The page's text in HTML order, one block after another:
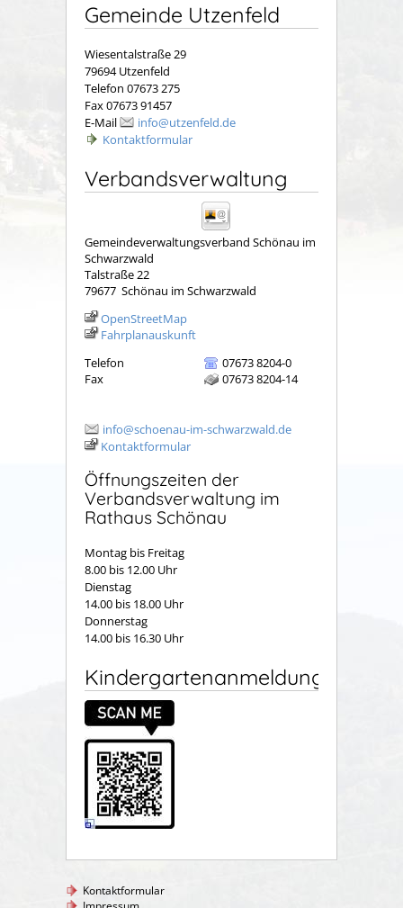
Gemeinde Utzenfeld
Wiesentalstraße 29
79694 Utzenfeld
Telefon 07673 275
Fax 07673 91457
E-Mail
info@utzenfeld.de
Kontaktformular
Verbandsverwaltung
Gemeindeverwaltungsverband Schönau im
Schwarzwald
Talstraße 22
79677 Schönau im Schwarzwald
OpenStreetMap
Fahrplanauskunft
Telefon
07673 8204-0
Fax
07673 8204-14
info@schoenau-im-schwarzwald.de
Kontaktformular
Öffnungszeiten der
Verbandsverwaltung im
Rathaus Schönau
Montag bis Freitag
8.00 bis 12.00 Uhr
Dienstag
14.00 bis 18.00 Uhr
Donnerstag
14.00 bis 16.30 Uhr
Kindergartenanmeldung
Kontaktformular